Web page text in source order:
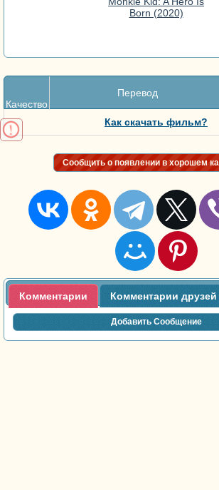
Качество
Перевод
Как скачать фильм?
Сообщить о появлении в хорошем
Комментарии Комментарии
Добавить Сообщение